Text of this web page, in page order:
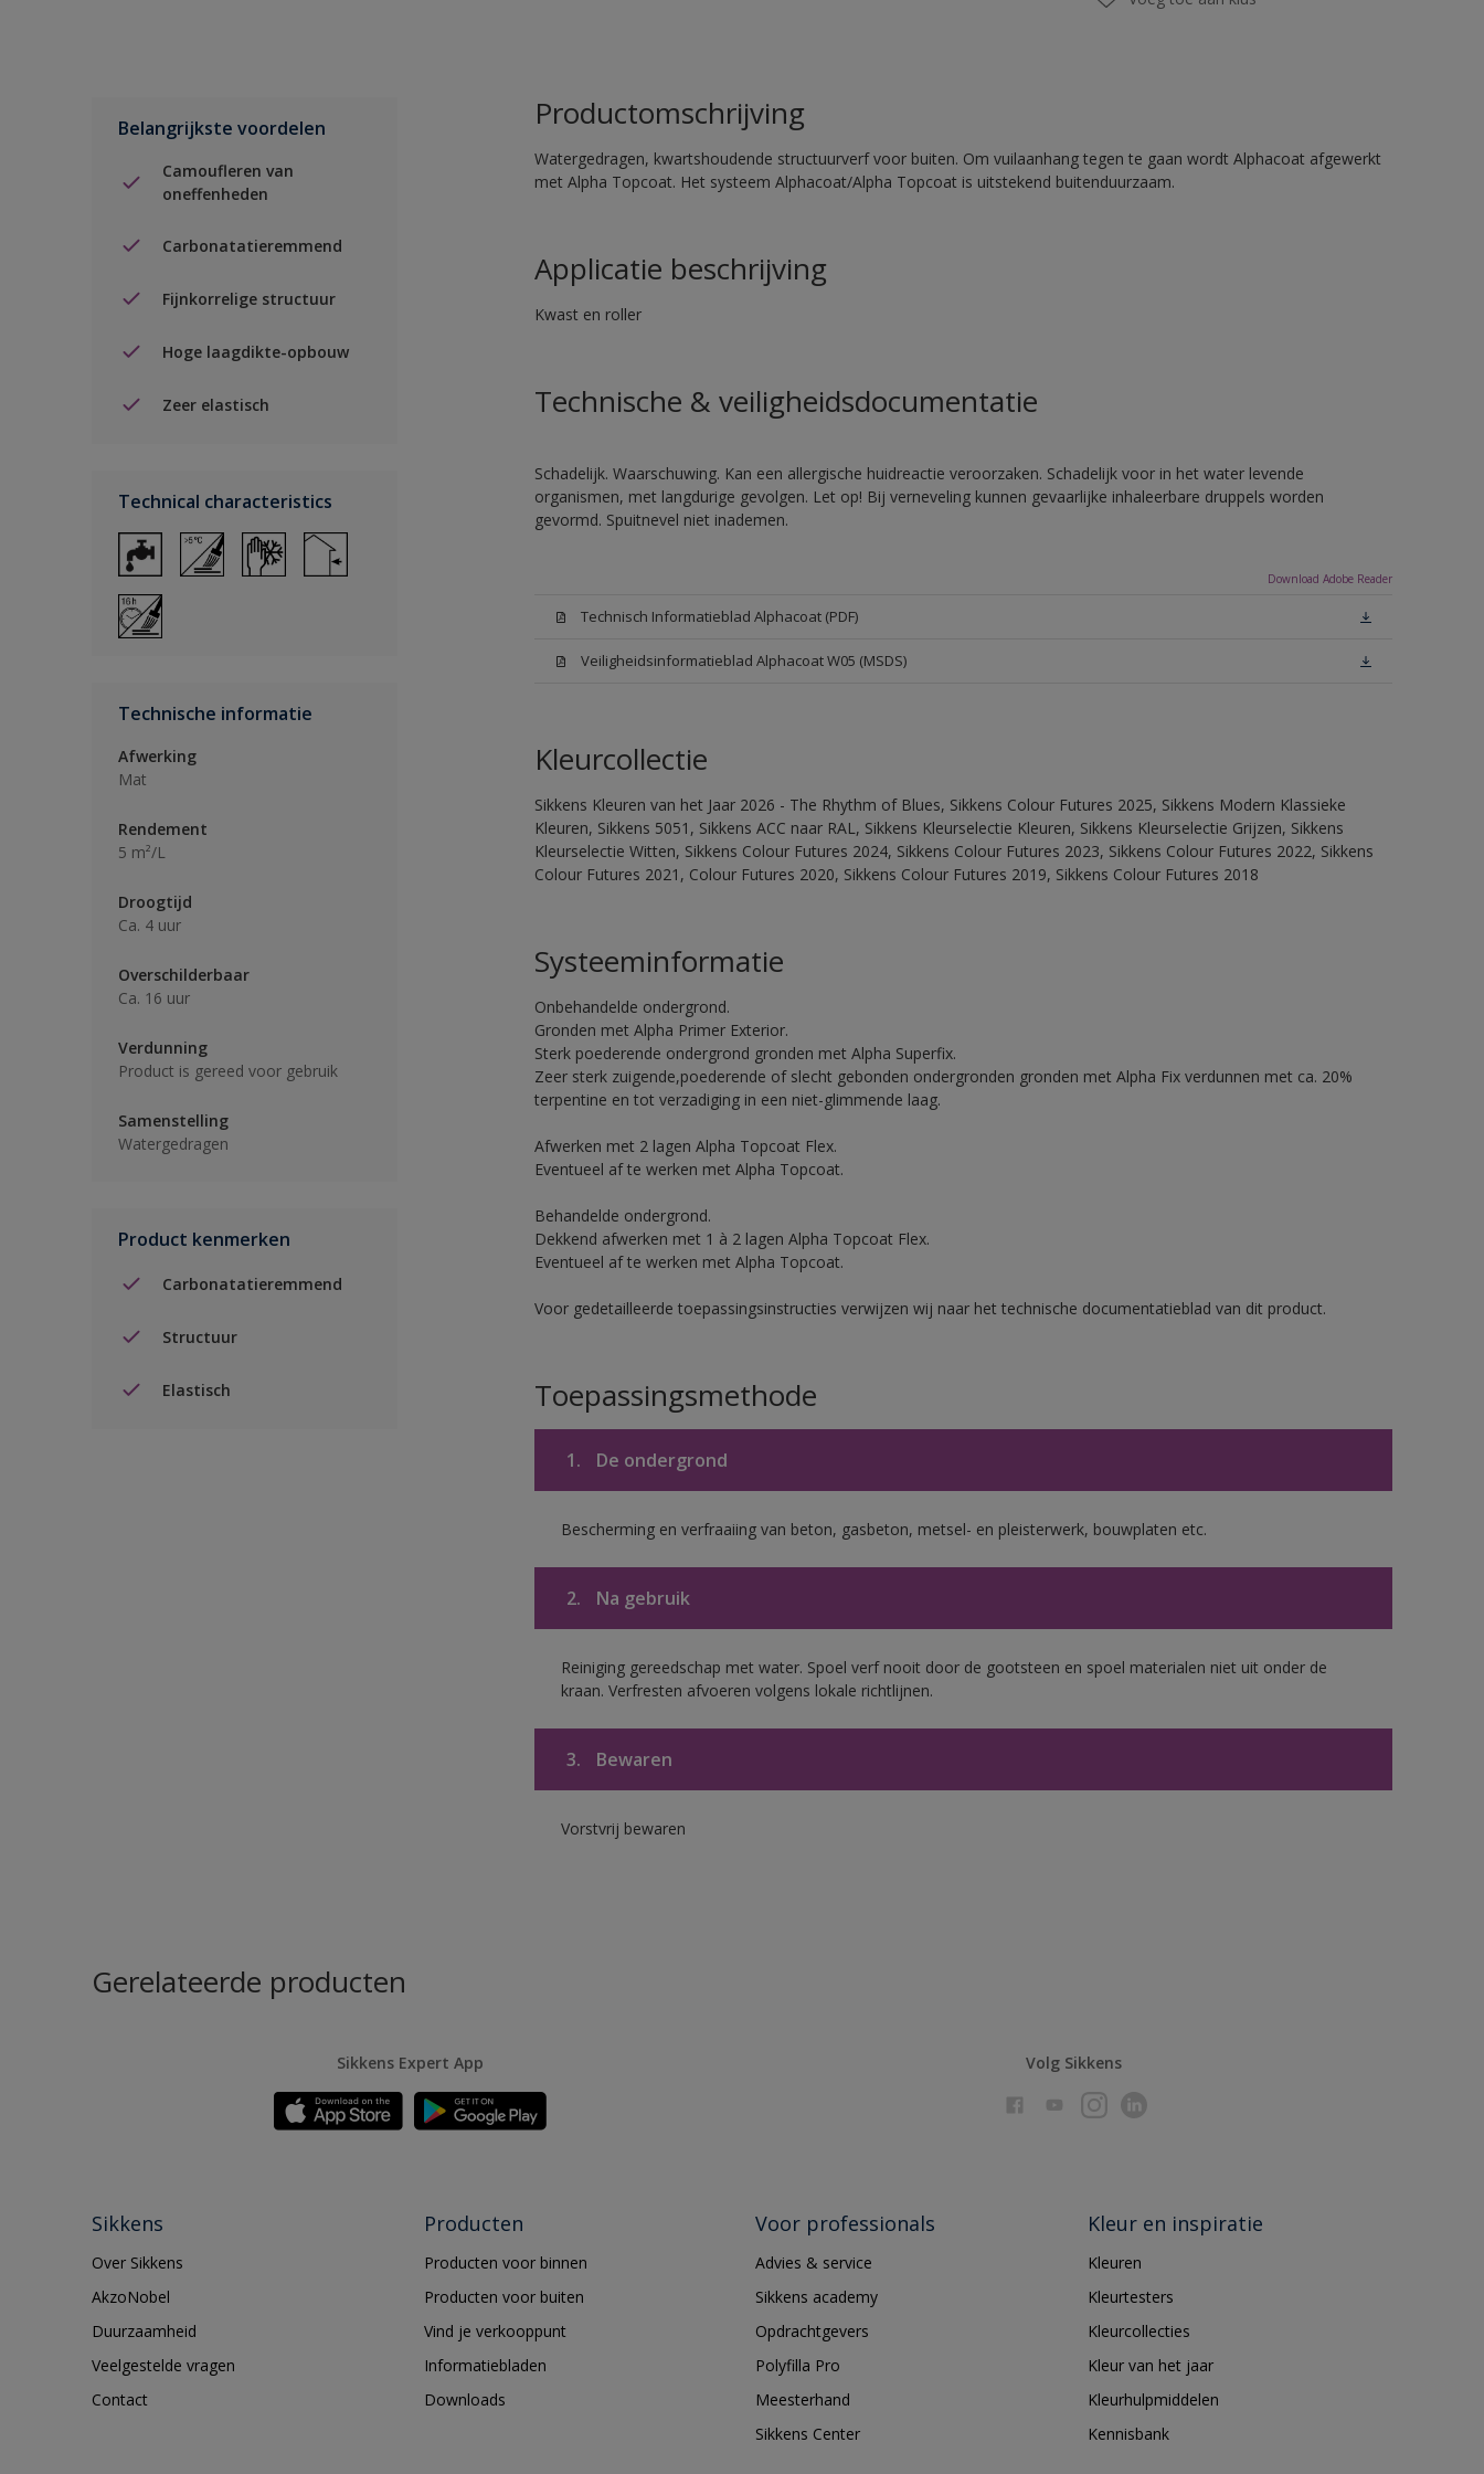
Belangrijkste voordelen
Camoufleren van
oneffenheden
Carbonatatieremmend
Fijnkorrelige structuur
Hoge laagdikte-opbouw
Zeer elastisch
Technical characteristics
Technische informatie
Afwerking
Mat
Rendement
5 m²/L
Droogtijd
Ca. 4 uur
Overschilderbaar
Ca. 16 uur
Verdunning
Product is gereed voor gebruik
Samenstelling
Watergedragen
Product kenmerken
Carbonatatieremmend
Structuur
Elastisch
Productomschrijving
Watergedragen, kwartshoudende structuurverf voor buiten. Om vuilaanhang tegen te gaan wordt Alphacoat afgewerkt
met Alpha Topcoat. Het systeem Alphacoat/Alpha Topcoat is uitstekend buitenduurzaam.
Applicatie beschrijving
Kwast en roller
Technische & veiligheidsdocumentatie
Schadelijk. Waarschuwing. Kan een allergische huidreactie veroorzaken. Schadelijk voor in het water levende
organismen, met langdurige gevolgen. Let op! Bij verneveling kunnen gevaarlijke inhaleerbare druppels worden
gevormd. Spuitnevel niet inademen.
Download Adobe Reader
Technisch Informatieblad Alphacoat (PDF)
Veiligheidsinformatieblad Alphacoat W05 (MSDS)
Kleurcollectie
Sikkens Kleuren van het Jaar 2026 - The Rhythm of Blues, Sikkens Colour Futures 2025, Sikkens Modern Klassieke
Kleuren, Sikkens 5051, Sikkens ACC naar RAL, Sikkens Kleurselectie Kleuren, Sikkens Kleurselectie Grijzen, Sikkens
Kleurselectie Witten, Sikkens Colour Futures 2024, Sikkens Colour Futures 2023, Sikkens Colour Futures 2022, Sikkens
Colour Futures 2021, Colour Futures 2020, Sikkens Colour Futures 2019, Sikkens Colour Futures 2018
Systeeminformatie
Onbehandelde ondergrond.
Gronden met Alpha Primer Exterior.
Sterk poederende ondergrond gronden met Alpha Superfix.
Zeer sterk zuigende,poederende of slecht gebonden ondergronden gronden met Alpha Fix verdunnen met ca. 20%
terpentine en tot verzadiging in een niet-glimmende laag.
Afwerken met 2 lagen Alpha Topcoat Flex.
Eventueel af te werken met Alpha Topcoat.
Behandelde ondergrond.
Dekkend afwerken met 1 à 2 lagen Alpha Topcoat Flex.
Eventueel af te werken met Alpha Topcoat.
Voor gedetailleerde toepassingsinstructies verwijzen wij naar het technische documentatieblad van dit product.
Toepassingsmethode
1. De ondergrond
Bescherming en verfraaiing van beton, gasbeton, metsel- en pleisterwerk, bouwplaten etc.
2. Na gebruik
Reiniging gereedschap met water. Spoel verf nooit door de gootsteen en spoel materialen niet uit onder de
kraan. Verfresten afvoeren volgens lokale richtlijnen.
3. Bewaren
Vorstvrij bewaren
Gerelateerde producten
Sikkens Expert App Volg Sikkens
Sikkens
Over Sikkens
AkzoNobel
Duurzaamheid
Veelgestelde vragen
Contact
Producten
Producten voor binnen
Producten voor buiten
Vind je verkooppunt
Informatiebladen
Downloads
Voor professionals
Advies & service
Sikkens academy
Opdrachtgevers
Polyfilla Pro
Meesterhand
Sikkens Center
Kleur en inspiratie
Kleuren
Kleurtesters
Kleurcollecties
Kleur van het jaar
Kleurhulpmiddelen
Kennisbank